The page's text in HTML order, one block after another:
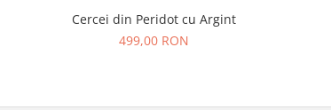
Cercei din Peridot cu Argint
499,00 RON